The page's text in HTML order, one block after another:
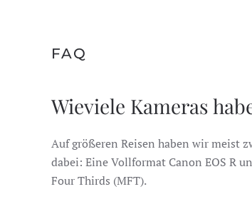
FAQ
Wieviele Kameras
Auf größeren Reisen haben wir meist
dabei: Eine Vollformat Canon EOS R
Four Thirds (MFT).